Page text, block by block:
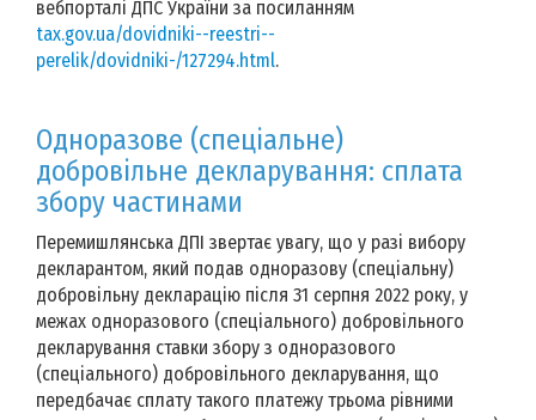
вебпорталі ДПС України за посиланням
tax.gov.ua/dovidniki--reestri--
perelik/dovidniki-/127294.html.
Одноразове (спеціальне)
добровільне декларування: сплата
збору частинами
Перемишлянська ДПІ звертає увагу, що у разі вибору
декларантом, який подав одноразову (спеціальну)
добровільну декларацію після 31 серпня 2022 року, у
межах одноразового (спеціального) добровільного
декларування ставки збору з одноразового
(спеціального) добровільного декларування, що
передбачає сплату такого платежу трьома рівними